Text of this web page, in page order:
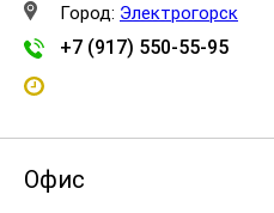
Город: Электрогорск
+7 (917) 550-55-95
Офис